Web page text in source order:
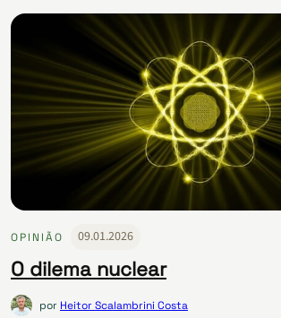
OPINIÃO 09.01.2026
O dilema nuclear
por Heitor Scalambrini Costa